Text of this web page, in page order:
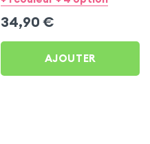
34,90 €
AJOUTER